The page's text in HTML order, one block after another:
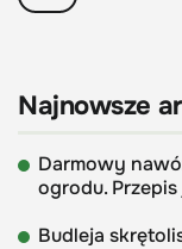
Najnowsze
Darmowy
ogrodu.
Budleja